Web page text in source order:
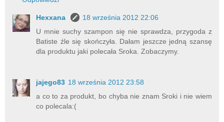
Hexxana
18 września 2012 22:06
U mnie suchy szampon się nie sprawdza, przygoda z
Batiste źle się skończyła. Dałam jeszcze jedną szansę
dla produktu jaki polecała Sroka. Zobaczymy.
jajego83 18 września 2012 23:58
a co to za produkt, bo chyba nie znam Sroki i nie wiem
co polecala:(